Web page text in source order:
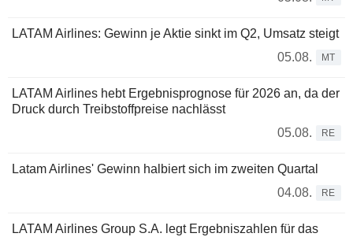
LATAM Airlines: Gewinn je Aktie sinkt im Q2, Umsatz steigt
05.08.
MT
LATAM Airlines hebt Ergebnisprognose für 2026 an, da der
Druck durch Treibstoffpreise nachlässt
05.08.
RE
Latam Airlines' Gewinn halbiert sich im zweiten Quartal
04.08.
RE
LATAM Airlines Group S.A. legt Ergebniszahlen für das